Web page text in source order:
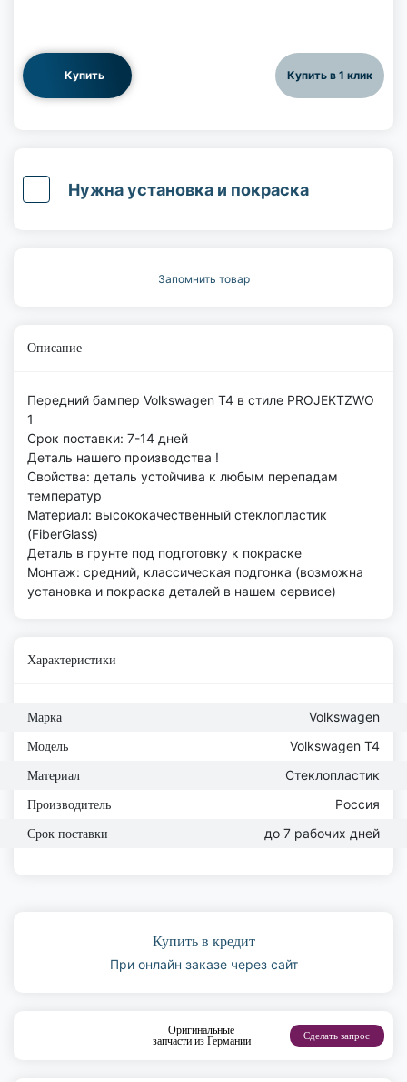
Купить Купить в 1 клик
Нужна установка и покраска
Запомнить товар
Описание
Передний бампер Volkswagen T4 в стиле PROJEKTZWO
1
Срок поставки: 7-14 дней
Деталь нашего производства !
Свойства: деталь устойчива к любым перепадам
температур
Материал: высококачественный стеклопластик
(FiberGlass)
Деталь в грунте под подготовку к покраске
Монтаж: средний, классическая подгонка (возможна
установка и покраска деталей в нашем сервисе)
Характеристики
Марка Volkswagen
Модель Volkswagen T4
Материал Стеклопластик
Производитель Россия
Срок поставки до 7 рабочих дней
Купить в кредит
При онлайн заказе через сайт
Оригинальные
запчасти из Германии
Сделать запрос